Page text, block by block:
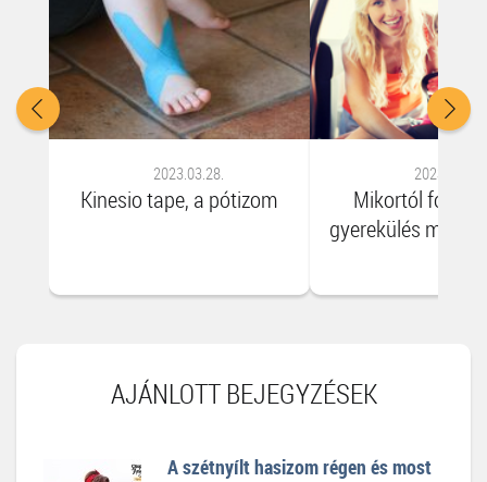
2023.03.28.
Kinesio tape, a pótizom
2023.03.28.
Mikortól
gyerekülés
AJÁNLOTT BEJEGYZÉSEK
A szétnyílt hasizom régen és most